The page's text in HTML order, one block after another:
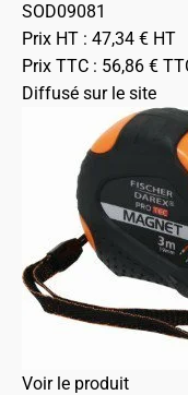
SOD09081
Prix HT : 47,34 € HT
Prix TTC : 56,86 €
Diffusé sur le site
Voir le produit